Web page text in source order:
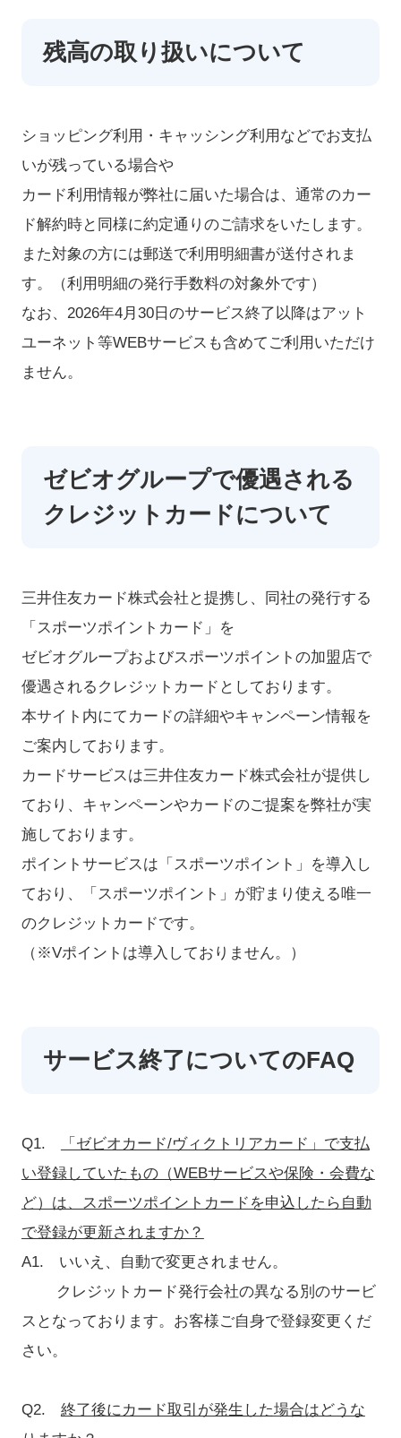
残高の取り扱いについて
ショッピング利用・キャッシング利用などでお支払
いが残っている場合や
カード利用情報が弊社に届いた場合は、通常のカー
ド解約時と同様に約定通りのご請求をいたします。
また対象の方には郵送で利用明細書が送付されま
す。（利用明細の発行手数料の対象外です）
なお、2026年4月30日のサービス終了以降はアット
ユーネット等WEBサービスも含めてご利用いただけ
ません。
ゼビオグループで優遇される
クレジットカードについて
三井住友カード株式会社と提携し、同社の発行する
「スポーツポイントカード」を
ゼビオグループおよびスポーツポイントの加盟店で
優遇されるクレジットカードとしております。
本サイト内にてカードの詳細やキャンペーン情報を
ご案内しております。
カードサービスは三井住友カード株式会社が提供し
ており、キャンペーンやカードのご提案を弊社が実
施しております。
ポイントサービスは「スポーツポイント」を導入し
ており、「スポーツポイント」が貯まり使える唯一
のクレジットカードです。
（※Vポイントは導入しておりません。）
サービス終了についてのFAQ
Q1.
「ゼビオカード/ヴィクトリアカード」で支払
い登録していたもの（WEBサービスや保険・会費な
ど）は、スポーツポイントカードを申込したら自動
で登録が更新されますか？
A1. いいえ、自動で変更されません。
クレジットカード発行会社の異なる別のサービ
スとなっております。お客様ご自身で登録変更くだ
さい。
Q2. 終了後にカード取引が発生した場合はどうな